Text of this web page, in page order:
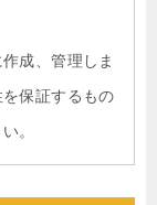
成、管理しま
保証するもの
。